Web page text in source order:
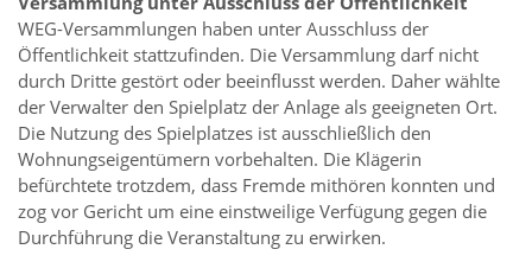
WEG-Versammlungen haben unter Ausschluss der
Öffentlichkeit stattzufinden. Die Versammlung darf nicht
durch Dritte gestört oder beeinflusst werden. Daher wählte
der Verwalter den Spielplatz der Anlage als geeigneten Ort.
Die Nutzung des Spielplatzes ist ausschließlich den
Wohnungseigentümern vorbehalten. Die Klägerin
befürchtete trotzdem, dass Fremde mithören konnten und
zog vor Gericht um eine einstweilige Verfügung gegen die
Durchführung die Veranstaltung zu erwirken.